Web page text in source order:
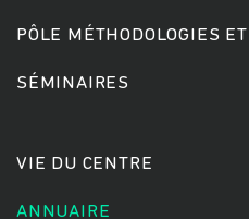
PÔLE MÉTHODOLOGIES
SÉMINAIRES
VIE DU CENTRE
ANNUAIRE